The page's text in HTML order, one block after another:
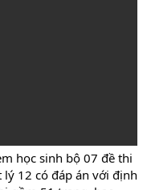
học sinh bộ 07 đề thi
lý 12 có đáp án với định